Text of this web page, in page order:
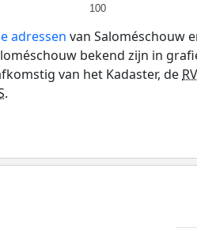
100
adressen van Saloméschouw
bekend zijn in
van het Kadaster, de
.